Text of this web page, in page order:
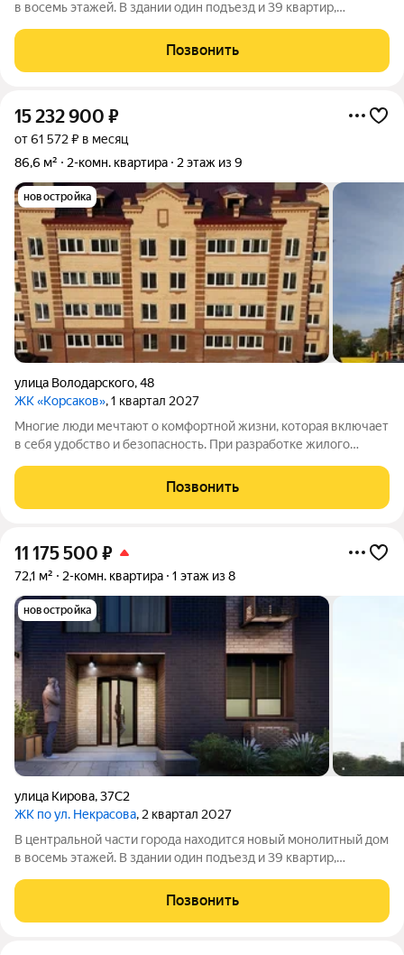
в восемь этажей. В здании один подъезд и 39 квартир,
метров. Среди достоинств дома можно отметить стильный
архитектурный дизайн,
Позвонить
15 232 900 ₽
от 61 572 ₽ в месяц
86,6 м²
2-комн. квартира 2 этаж из 9
новостройка
улица Володарского,48
ЖК «Корсаков», 1 квартал 2027
Многие люди мечтают о комфортной жизни, которая включает
в себя удобство и безопасность. При разработке жилого
будущих жильцов и старались создать пространство, которое
будет отвечать вашим
Позвонить
11 175 500 ₽
72,1 м² 2-комн. квартира 1 этаж из 8
новостройка
улица Кирова,37С2
ЖК по ул. Некрасова, 2 квартал 2027
В центральной части города находится новый монолитный дом
в восемь этажей. В здании один подъезд и 39 квартир,
метров. Среди достоинств дома можно отметить: стильный
архитектурный дизайн, высокие
Позвонить